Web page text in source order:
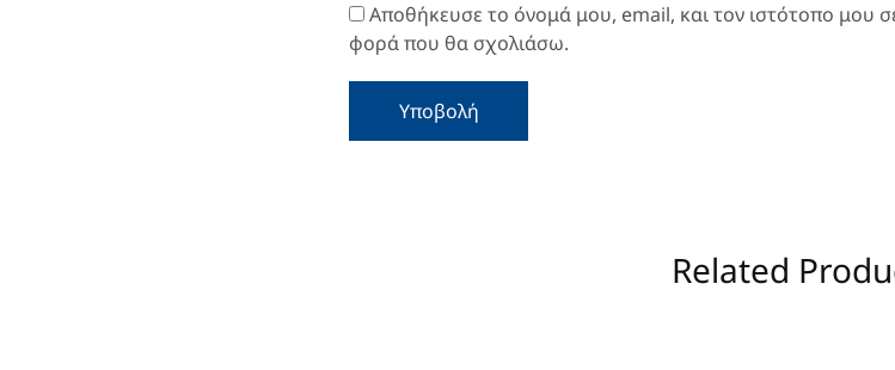
Αποθήκευσε το όνομά μου, email, και τον ιστότοπο μου
φορά που θα σχολιάσω.
Related